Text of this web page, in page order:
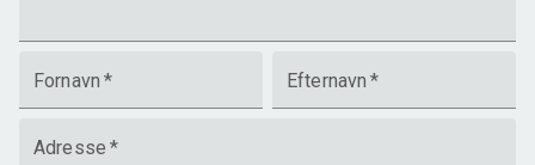
Fornavn * Efternavn *
Adresse *